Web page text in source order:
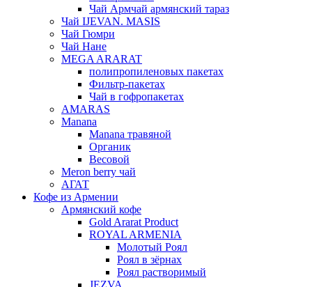
Чай Армчай армянский тараз
Чай IJEVAN. MASIS
Чай Гюмри
Чай Нане
MEGA ARARAT
полипропиленовых пакетах
Фильтр-пакетах
Чай в гофропакетах
AMARAS
Manana
Manana травяной
Органик
Весовой
Meron berry чай
АГАТ
Кофе из Армении
Армянский кофе
Gold Ararat Product
ROYAL ARMENIA
Молотый Роял
Роял в зёрнах
Роял растворимый
JEZVA